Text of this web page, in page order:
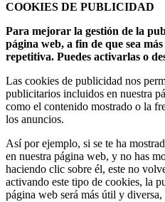
COOKIES DE PUBLICIDAD
Para mejorar la gestión de la
página web, a fin de que sea
repetitiva. Puedes activarlas o
Las cookies de publicidad nos
publicitarios incluidos en nuestra
como el contenido mostrado o la
los anuncios.
Así por ejemplo, si se te ha
en nuestra página web, y no has
haciendo clic sobre él, este no
activando este tipo de cookies, la
página web será más útil y